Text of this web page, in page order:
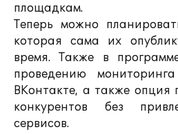
площадкам.
Теперь можно
которая сама их
время. Также в
проведению
ВКонтакте, а также опция
конкурентов без
сервисов.